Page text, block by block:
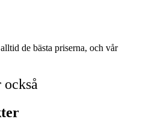
de bästa priserna, och vår